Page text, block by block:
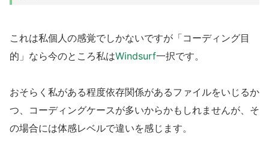
これは私個人の感覚でしかないですが「コーディング目
的」なら今のところ私はWindsurf一択です。
おそらく私がある程度依存関係があるファイルをいじるか
つ、コーディングケースが多いからかもしれませんが、そ
の場合には体感レベルで違いを感じます。